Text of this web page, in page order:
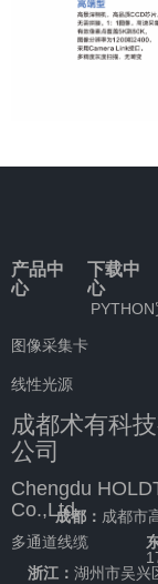
成都： 成都市
浙江： 湖州市吴兴
产品中
心
图像采集卡
线性光源
多通道线缆
下载中
心
成都术有科
公司
Chengdu
Co.,Ltd.